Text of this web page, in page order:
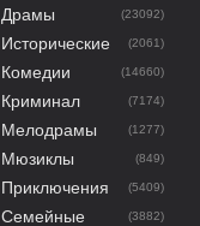
Драмы
(23092)
Исторические (2061)
Комедии (14660)
Криминал (7174)
Мелодрамы (1277)
Мюзиклы (849)
Приключения (5409)
Семейные (3882)